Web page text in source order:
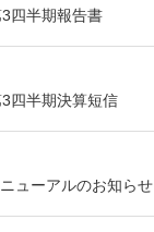
四半期報告書
四半期決算短信
ューアルのお知らせ